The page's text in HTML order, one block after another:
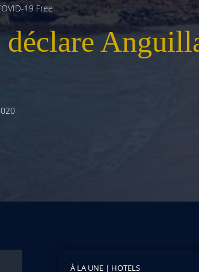
de l’Est
australe
indien
Asie du Sud-Est
Extrême-Orient
19 Free
À LA UNE| HOTELS